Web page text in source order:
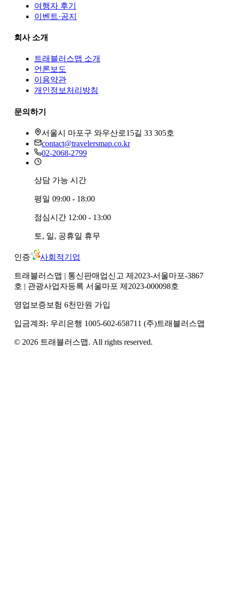
여행자 후기
이벤트·공지
회사 소개
트래블러스맵 소개
언론보도
이용약관
개인정보처리방침
문의하기
서울시 마포구 와우산로15길 33 305호
contact@travelersmap.co.kr
02-2068-2799
상담 가능 시간
평일 09:00 - 18:00
점심시간 12:00 - 13:00
토, 일, 공휴일 휴무
인증 사회적기업
트래블러스맵 | 통신판매업신고 제2023-서울마포-3867
호 | 관광사업자등록 서울마포 제2023-000098호
영업보증보험 6천만원 가입
입금계좌: 우리은행 1005-602-658711 (주)트래블러스맵
© 2026 트래블러스맵. All rights reserved.